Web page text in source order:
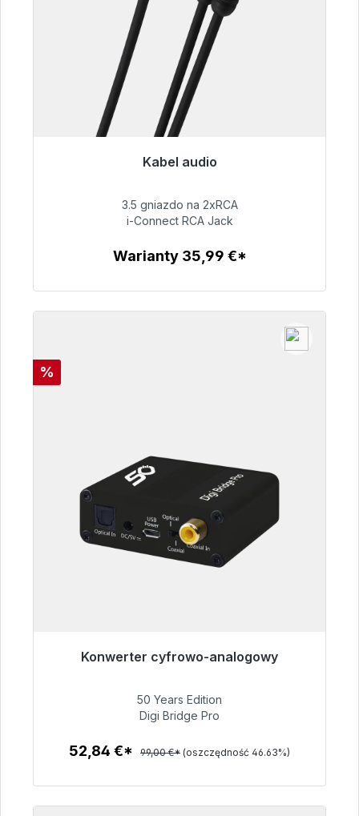
Kabel audio
Gotowy do natychmiastowej wysyłki, czas
51,99 €
3.5 gniazdo na 2xRCA
i-Connect RCA Jack
Warianty 35,99 €*
Rabat
%
Konwerter cyfrowo-analogowy
Gotowy do natychmiastowej wysyłki, czas
52,84 €
50 Years Edition
Digi Bridge Pro
52,84 €* 99,00 €* (oszczędność 46.63%)